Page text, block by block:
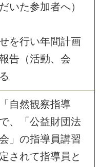
いた参加者へ）
を行い年間計画
告（活動、会
自然観察指導
、「公益財団法
」の指導員講習
されて指導員と